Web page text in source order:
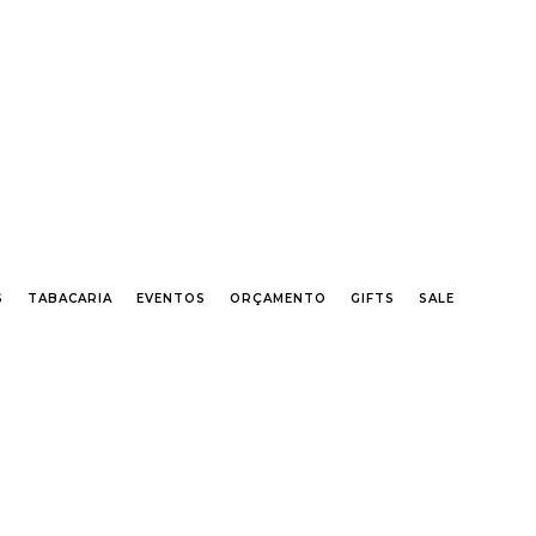
TABACARIA EVENTOS ORÇAMENTO GIFTS SALE